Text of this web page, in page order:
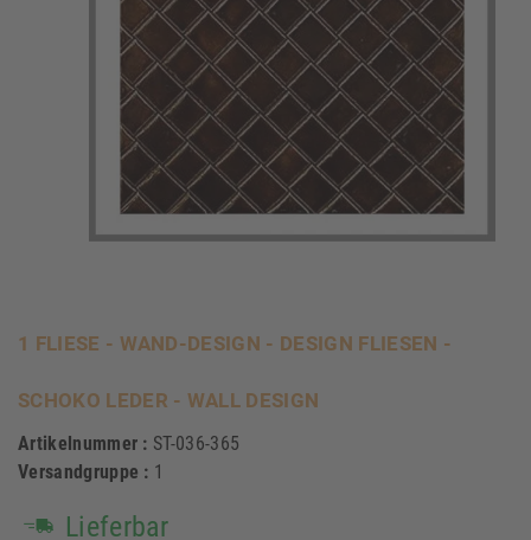
1 FLIESE - WAND-DESIGN - DESIGN FLIESEN -
SCHOKO LEDER - WALL DESIGN
Artikelnummer : ST-036-365
Versandgruppe : 1
Lieferbar